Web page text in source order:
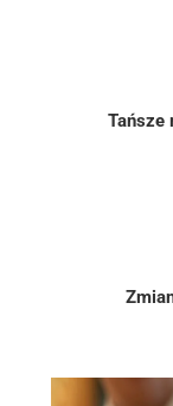
Tańsze